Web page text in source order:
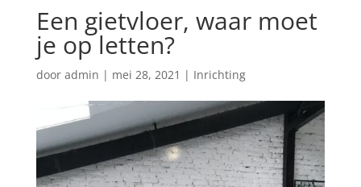
Een gietvloer, waar moet
je op letten?
door admin | mei 28, 2021 | Inrichting